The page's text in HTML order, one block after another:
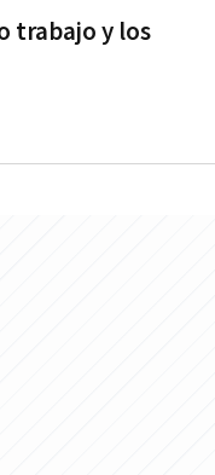
trabajo y los